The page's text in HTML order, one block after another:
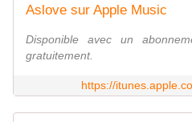
‎Aslove sur Apple Music
‎Disponible avec un
gratuitement.
https://